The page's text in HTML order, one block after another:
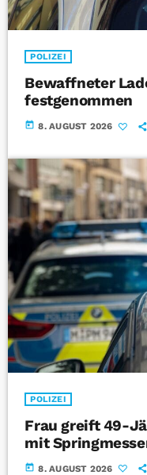
POLIZEI
Bewaffneter
festgenommen
today 8. AUGUST 2026
POLIZEI
Frau greift 49-
mit
today 8. AUGUST 2026